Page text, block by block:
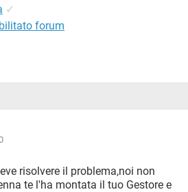
✓
forum
risolvere il problema,noi non
te l'ha montata il tuo Gestore e